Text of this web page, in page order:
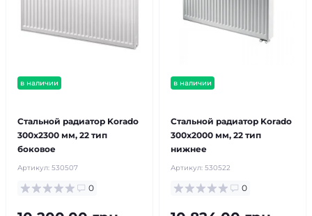
в наличии
Стальной радиатор Korado
300x2300 мм, 22 тип
боковое
Артикул: 530507
0
в наличии
Стальной радиатор Korado
300x2000 мм, 22 тип
нижнее
Артикул: 530522
0